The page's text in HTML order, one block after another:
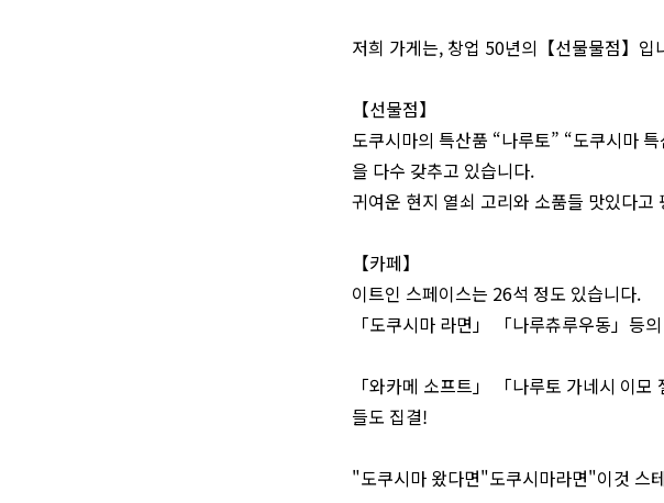
저희 가게는, 창업 50년의【선물물점】
【선물점】
도쿠시마의 특산품 “나루토” “도쿠시마
을 다수 갖추고 있습니다.
귀여운 현지 열쇠 고리와 소품들 맛있다
【카페】
이트인 스페이스는 26석 정도 있습니다.
「도쿠시마 라면」 「나루츄루우동」등
「와카메 소프트」 「나루토 가네시 이
들도 집결!
"도쿠시마 왔다면"도쿠시마라면"이것 스